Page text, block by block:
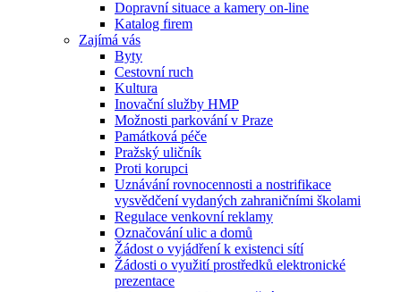
Dopravní situace a kamery on-line
Katalog firem
Zajímá vás
Byty
Cestovní ruch
Kultura
Inovační služby HMP
Možnosti parkování v Praze
Památková péče
Pražský uličník
Proti korupci
Uznávání rovnocennosti a nostrifikace
vysvědčení vydaných zahraničními školami
Regulace venkovní reklamy
Označování ulic a domů
Žádost o vyjádření k existenci sítí
Žádosti o využití prostředků elektronické
prezentace